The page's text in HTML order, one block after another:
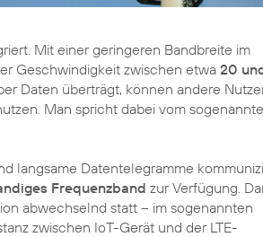
Mit einer geringeren Bandbreite im
Geschwindigkeit zwischen etwa 20
Daten überträgt, können andere
Man spricht dabei vom
langsame Datentelegramme
Frequenzband zur Verfügung.
abwechselnd statt – im sogenannten
zwischen IoT-Gerät und der LTE-